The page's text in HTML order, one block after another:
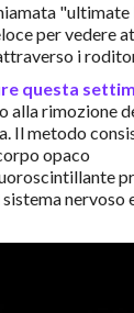
per vedere
i
questa
alla rimozione
Il metodo
opaco
scintillantepr
nervoso